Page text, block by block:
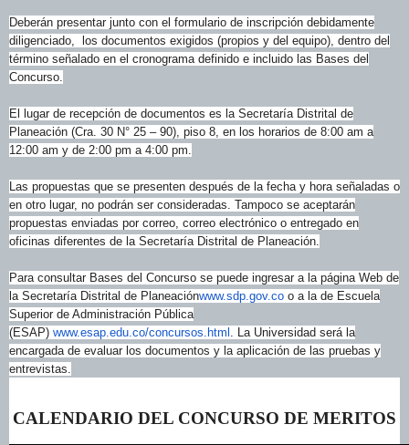
Deberán presentar junto con el formulario de inscripción debidamente
diligenciado, los documentos exigidos (propios y del equipo), dentro del
término señalado en el cronograma definido e incluido las Bases del
Concurso.
El lugar de recepción de documentos es la Secretaría Distrital de
Planeación (Cra. 30 N° 25 – 90), piso 8, en los horarios de 8:00 am a
12:00 am y de 2:00 pm a 4:00 pm.
Las propuestas que se presenten después de la fecha y hora señaladas o
en otro lugar, no podrán ser consideradas. Tampoco se aceptarán
propuestas enviadas por correo, correo electrónico o entregado en
oficinas diferentes de la Secretaría Distrital de Planeación.
Para consultar Bases del Concurso se puede ingresar a la página Web de
la Secretaría Distrital de Planeaciónwww.sdp.gov.co o a la de Escuela
Superior de Administración Pública
(ESAP) www.esap.edu.co/concursos.html . La Universidad será la
encargada de evaluar los documentos y la aplicación de las pruebas y
entrevistas.
CALENDARIO DEL CONCURSO DE MERITOS